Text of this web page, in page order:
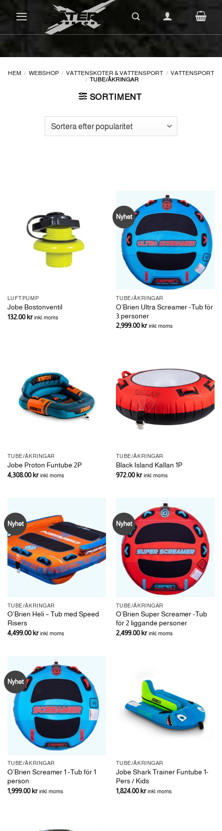
HEM / WEBSHOP / VATTENSKOTER & VATTENSPORT / VATTENSPORT
/ TUBE/ÅKRINGAR
SORTIMENT
LUFTPUMP
Jobe Bostonventil
132.00kr inkl. moms
Nyhet
TUBE/ÅKRINGAR
O’Brien Ultra Screamer -Tub för
3 personer
2,999.00kr inkl. moms
TUBE/ÅKRINGAR
Jobe Proton Funtube 2P
4,308.00kr inkl. moms
TUBE/ÅKRINGAR
Black Island Kallan 1P
972.00kr inkl. moms
Nyhet
TUBE/ÅKRINGAR
O’Brien Heli – Tub med Speed
Risers
4,499.00kr inkl. moms
Nyhet
TUBE/ÅKRINGAR
O’Brien Super Screamer -Tub
för 2 liggande personer
2,499.00kr inkl. moms
Nyhet
TUBE/ÅKRINGAR
O’Brien Screamer 1 -Tub för 1
person
1,999.00kr inkl. moms
TUBE/ÅKRINGAR
Jobe Shark Trainer Funtube 1-
Pers / Kids
1,824.00kr inkl. moms